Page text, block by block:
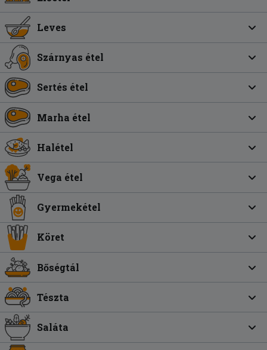
Leves
Szárnyas étel
Sertés étel
Marha étel
Halétel
Vega étel
Gyermekétel
Köret
Bőségtál
Tészta
Saláta